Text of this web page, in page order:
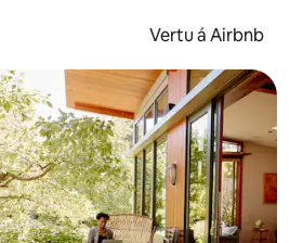
Vertu á Airbnb